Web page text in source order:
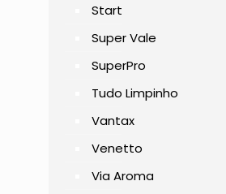
Start
Super Vale
SuperPro
Tudo Limpinho
Vantax
Venetto
Via Aroma